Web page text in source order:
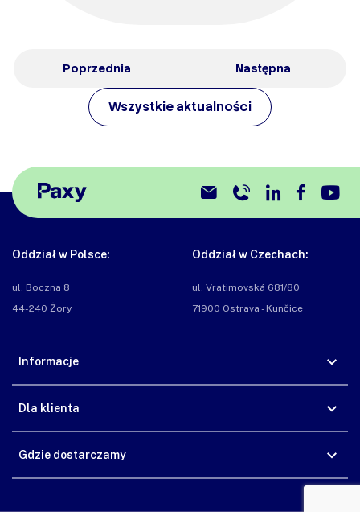
Poprzednia
Wszystkie aktualności
Następna
Oddział w Polsce:
ul. Boczna 8
44-240 Żory
Oddział w Czechach:
ul. Vratimovská 681/80
71900 Ostrava - Kunčice
Informacje
Dla klienta
Gdzie dostarczamy